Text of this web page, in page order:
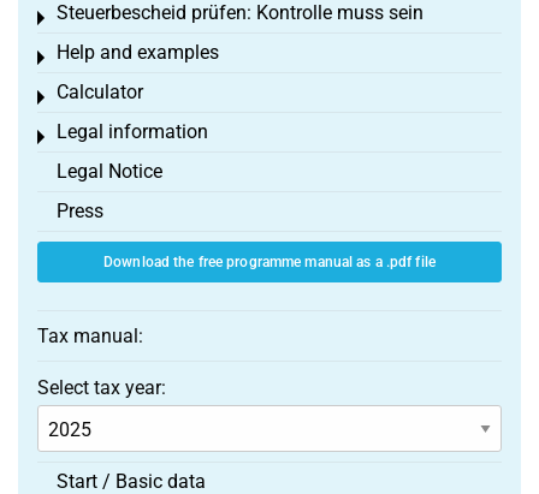
Steuerbescheid prüfen: Kontrolle muss sein
Toggle menu
Help and examples
Toggle menu
Calculator
Toggle menu
Legal information
Toggle menu
Legal Notice
Press
Download the free programme manual as a .pdf file
Tax manual:
Select tax year:
Start / Basic data